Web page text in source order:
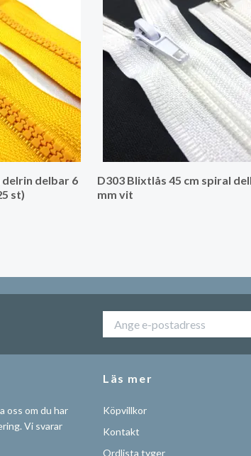
delrin delbar 6
st)
D303 Blixtlås 45 cm spiral
mm vit
oss om du har
Vi svarar
Läs mer
Köpvillkor
Kontakt
Ordlista tyger